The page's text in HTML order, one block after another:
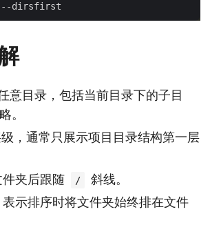
意目录，包括当前目录下的子目
。
，通常只展示项目目录结构第一层
夹后跟随 / 斜线。
表示排序时将文件夹始终排在文件